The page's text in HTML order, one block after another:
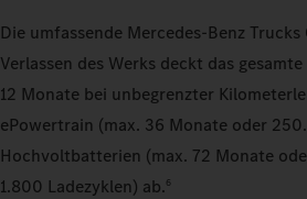
Die umfassende Mercedes‑Benz
Verlassen des Werks deckt das
12 Monate bei unbegrenzter
ePowertrain (max. 36 Monate oder
Hochvoltbatterien (max. 72 Monate
1.800 Ladezyklen) ab.6